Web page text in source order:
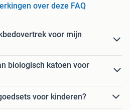
over deze FAQ
voor mijn
biologisch katoen voor
voor kinderen?